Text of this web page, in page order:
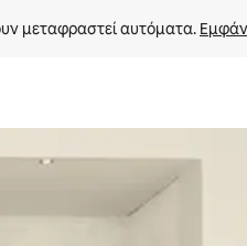
μεταφραστεί αυτόματα.